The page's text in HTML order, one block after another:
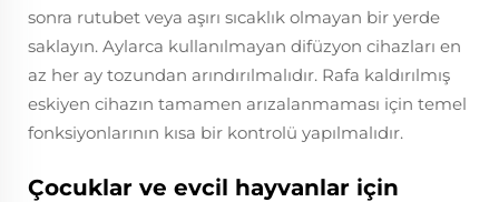
sonra rutubet veya aşırı sıcaklık olmayan bir yerde
saklayın. Aylarca kullanılmayan difüzyon cihazları en
az her ay tozundan arındırılmalıdır. Rafa kaldırılmış
eskiyen cihazın tamamen arızalanmaması için temel
fonksiyonlarının kısa bir kontrolü yapılmalıdır.
Çocuklar ve evcil hayvanlar için